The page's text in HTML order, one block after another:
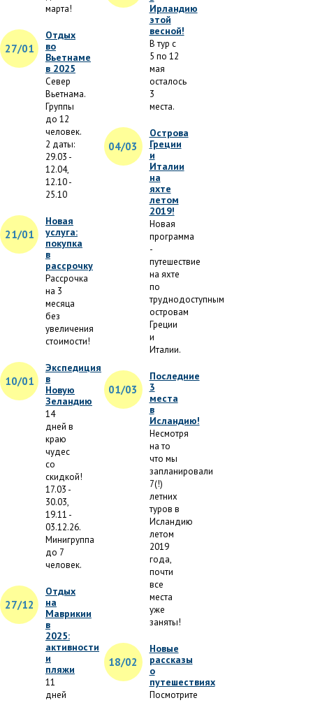
марта!
27/01
Отдых
во
Вьетнаме
в 2025
Север
Вьетнама.
Группы
до 12
человек.
2 даты:
29.03 -
12.04,
12.10 -
25.10
21/01
Новая
услуга:
покупка
в
рассрочку
Рассрочка
на 3
месяца
без
увеличения
стоимости!
10/01
Экспедиция
в
Новую
Зеландию
14
дней в
краю
чудес
со
скидкой!
17.03 -
30.03,
19.11 -
03.12.26.
Минигруппа
до 7
человек.
27/12
Отдых
на
Маврикии
в
2025:
активности
и
пляжи
11
дней
Ирландию
этой
весной!
В тур с
5 по 12
мая
осталось
3
места.
04/03
Острова
Греции
и
Италии
на
яхте
летом
2019!
Новая
программа
-
путешествие
на яхте
по
труднодоступным
островам
Греции
и
Италии.
01/03
Последние
3
места
в
Исландию!
Несмотря
на то
что мы
запланировали
7(!)
летних
туров в
Исландию
летом
2019
года,
почти
все
места
уже
заняты!
18/02
Новые
рассказы
о
путешествиях
Посмотрите